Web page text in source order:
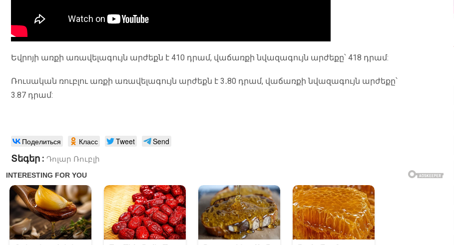
Եվրոյի առքի առավելագույն արժեքն է 410 դրամ, վաճառքի նվազագույն արժեքը՝ 418 դրամ:
Ռուսական ռուբլու առքի առավելագույն արժեքն է 3․80 դրամ, վաճառքի նվազագույն արժեքը՝
3.87 դրամ:
Поделиться Класс Tweet Send
Տեգեր : Դոլար Ռուբլի